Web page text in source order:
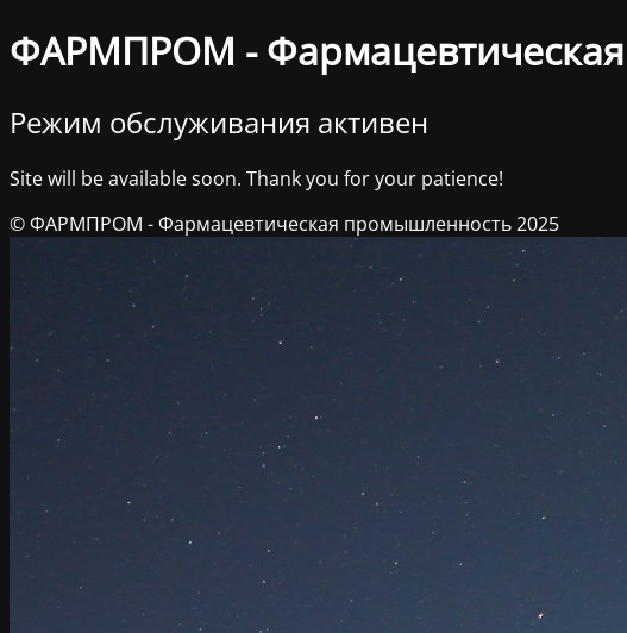
ФАРМПРОМ -
Режим обслуживания активен
Site will be available soon. Thank you for your patience!
© ФАРМПРОМ - Фармацевтическая промышленность 2025